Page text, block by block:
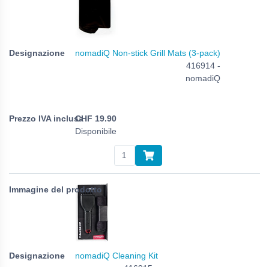
nomadiQ Non-stick Grill Mats (3-pack)
416914 -
nomadiQ
CHF 19.90
Disponibile
nomadiQ Cleaning Kit